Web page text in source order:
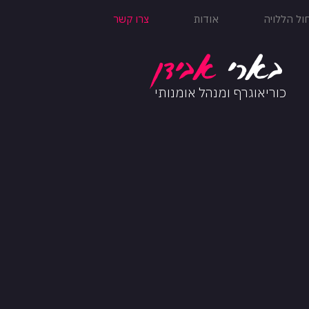
הללויה אודות צרו קשר
כוריאוגרף ומנהל אומנותי
באריאבידן